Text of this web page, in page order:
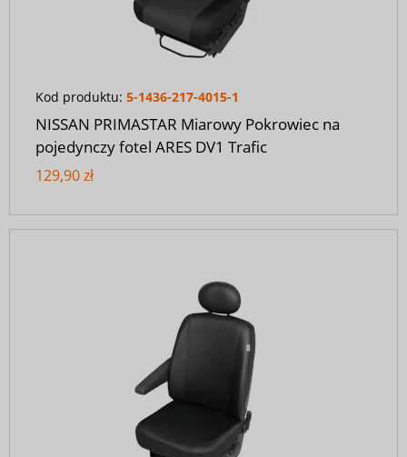
Kod produktu: 5-1436-217-4015-1
NISSAN PRIMASTAR Miarowy Pokrowiec na
pojedynczy fotel ARES DV1 Trafic
129,90 zł